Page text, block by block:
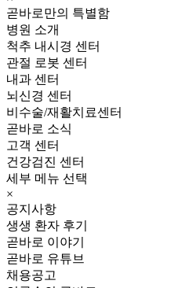
곧바로만의 특별함
병원 소개
척추 내시경 센터
관절 로봇 센터
내과 센터
뇌신경 센터
비수술/재활치료센터
곧바로 소식
고객 센터
건강검진 센터
세부 메뉴 선택
×
공지사항
생생 환자 후기
곧바로 이야기
곧바로 유튜브
채용공고